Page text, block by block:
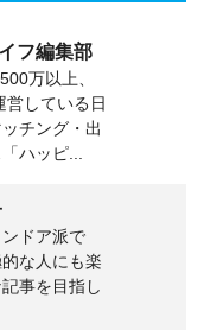
フ編集部
万以上、
営している日
チング・出
ハッピ...
ドア派で
な人にも楽
事を目指し